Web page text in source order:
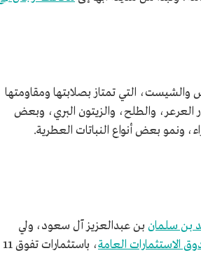
التي تمتاز بصلابتها ومقاومتها
والطلح، والزيتون البري، وبعض
ونمو بعض أنواع النباتات العطرية.
بن سلمان بن عبدالعزيز آل سعود، ولي
الاستثمارات العامة
، باستثمارات تفوق 11